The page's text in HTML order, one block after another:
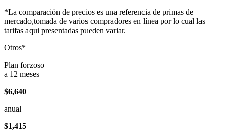
*La comparación de precios es una referencia de primas de
mercado,tomada de varios compradores en línea por lo cual las
tarifas aqui presentadas pueden variar.
Otros*
Plan forzoso
a 12 meses
$6,640
anual
$1,415